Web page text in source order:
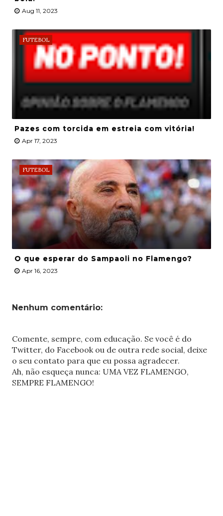
Aug 11, 2023
FUTEBOL
Pazes com torcida em estreia com vitória!
Apr 17, 2023
FUTEBOL
O que esperar do Sampaoli no Flamengo?
Apr 16, 2023
Nenhum comentário:
Comente, sempre, com educação. Se você é do
Twitter, do Facebook ou de outra rede social, deixe
o seu contato para que eu possa agradecer.
Ah, não esqueça nunca: UMA VEZ FLAMENGO,
SEMPRE FLAMENGO!